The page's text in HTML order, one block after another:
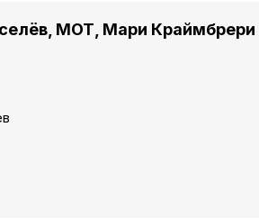
МОТ, Мари